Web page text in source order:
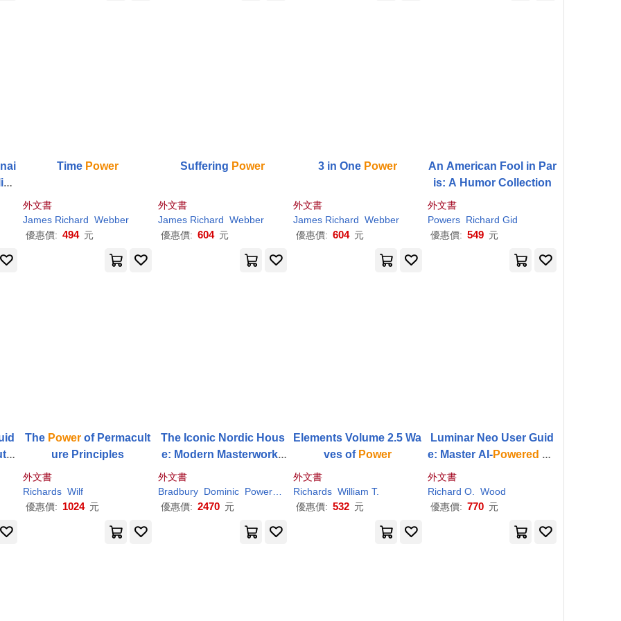
Time Power
外文書
James Richard Webber
優惠價: 494 元
Suffering Power
外文書
James Richard Webber
優惠價: 604 元
3 in One Power
外文書
James Richard Webber
優惠價: 604 元
An American Fool in Par
is: A Humor Collection
外文書
Powers Richard Gid
優惠價: 549 元
Y
The Powerof Permacult
ure Principles
外文書
Richards Wilf
優惠價: 1024 元
The Iconic Nordic Hous
e: Modern Masterworks
外文書
Bradbury Dominic Powers
Richard
優惠價: 2470 元
Elements Volume 2.5 Wa
ves of Power
外文書
Richards William T.
優惠價: 532 元
Luminar Neo User Guid
e: Master AI-Powered Ph
oto Editing: Step-by-Ste
p Tutorials, Tools, and C
reative Techniques for
外文書
Richard O.
Wood
優惠價: 770 元